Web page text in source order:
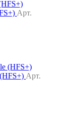
Арт.
Арт.